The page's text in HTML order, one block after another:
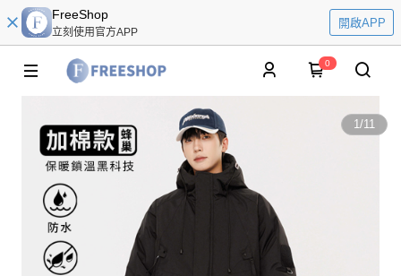
FreeShop
立刻使用官方APP
開啟APP
0
1/11